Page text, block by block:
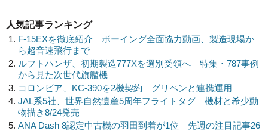
人気記事ランキング
F-15EXを徹底紹介 ボーイング全面協力動画、製造現場か
ら超音速飛行まで
ルフトハンザ、初期製造777Xを選別受領へ 特集・787事例
から見た次世代旗艦機
コロンビア、KC-390を2機契約 グリペンと連携運用
JAL系5社、世界自然遺産5周年フライトタグ 機材と希少動
物描き8/24発売
ANA Dash 8認定中古機の羽田到着が1位 先週の注目記事26